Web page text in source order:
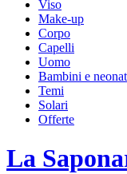
Viso
Make-up
Corpo
Capelli
Uomo
Bambini e
Temi
Solari
Offerte
La